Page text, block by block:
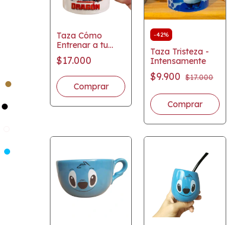
Taza Cómo
Entrenar a tu
Dragón Chimuelo
$17.000
-42%
Taza Tristeza -
Intensamente
$9.900 $17.000